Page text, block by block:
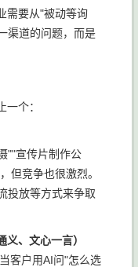
需要从"被动等询
渠道的问题，而是
个：
""宣传片制作公
但竞争也很激烈。
投放等方式来争取
、文心一言）
客户用AI问"怎么选